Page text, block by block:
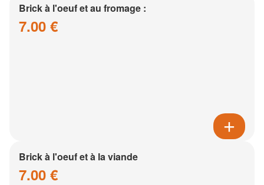
Brick à l'oeuf et au fromage :
7.00 €
Brick à l'oeuf et à la viande
7.00 €